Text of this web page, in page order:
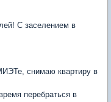
С заселением в
снимаю квартиру в
перебраться в